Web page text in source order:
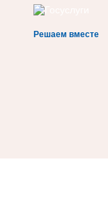
Решаем вместе